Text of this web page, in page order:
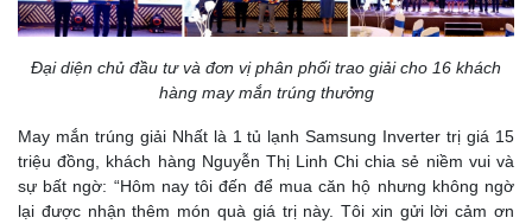
Đại diện chủ đầu tư và đơn vị phân phối trao giải cho 16 khách
hàng may mắn trúng thưởng
May mắn trúng giải Nhất là 1 tủ lạnh Samsung Inverter trị giá 15
triệu đồng, khách hàng Nguyễn Thị Linh Chi chia sẻ niềm vui và
sự bất ngờ: “Hôm nay tôi đến để mua căn hộ nhưng không ngờ
lại được nhận thêm món quà giá trị này. Tôi xin gửi lời cảm ơn